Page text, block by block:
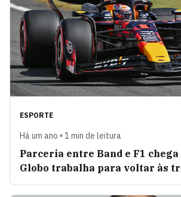
ESPORTE
Há um ano • 1 min de leitura
Parceria entre Band e F1 chega
Globo trabalha para voltar às